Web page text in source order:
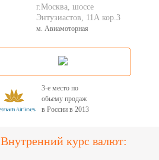
г.Москва, шоссе
Энтузиастов, 11А кор.3
м. Авиамоторная
3-е место по
обьему продаж
в России в 2013
Внутренний курс валют: